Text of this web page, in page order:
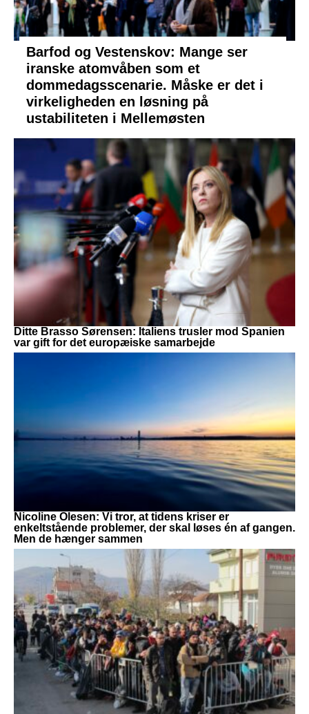
Barfod og Vestenskov: Mange ser
iranske atomvåben som et
dommedagsscenarie. Måske er det i
virkeligheden en løsning på
ustabiliteten i Mellemøsten
Ditte Brasso Sørensen: Italiens trusler mod Spanien
var gift for det europæiske samarbejde
Nicoline Olesen: Vi tror, at tidens kriser er
enkeltstående problemer, der skal løses én af gangen.
Men de hænger sammen